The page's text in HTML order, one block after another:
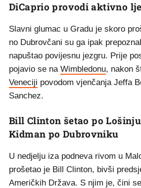
DiCaprio provodi aktivno
Slavni glumac u Gradu je skoro
no Dubrovčani su ga ipak
napuštao povijesnu jezgru. Prije
pojavio se na Wimbledonu, nakon
Veneciji povodom vjenčanja Jeffa
Sanchez.
Bill Clinton šetao po
Kidman po Dubrovniku
U nedjelju iza podneva rivom u
prošetao je Bill Clinton, bivši
Američkih Država. S njim je, čini